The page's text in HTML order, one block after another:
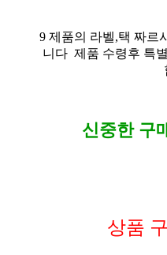
9 제품의 라벨,택 짜르
니다 제품 수령후 특
신중한 구
상품